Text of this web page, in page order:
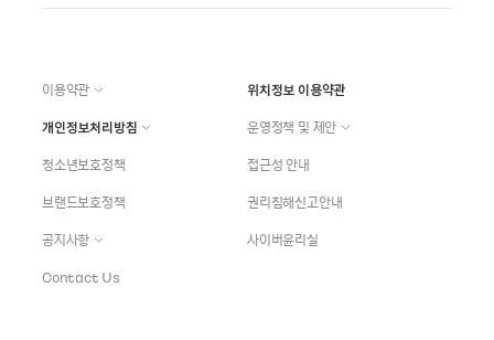
이용약관
위치정보 이용약관
개인정보처리방침
운영정책 및 제안
청소년보호정책
접근성 안내
브랜드보호정책
권리침해신고안내
공지사항
사이버윤리실
Contact Us